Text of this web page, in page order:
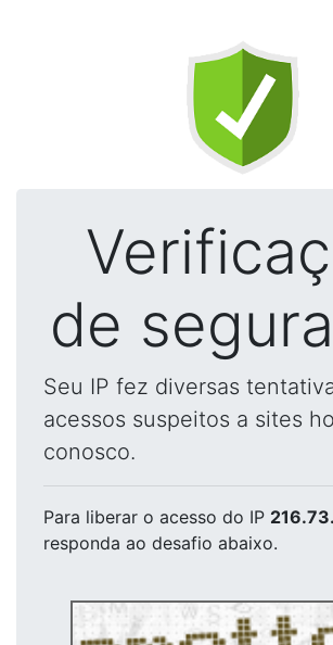
de
Seu IP fez diversas
acessos suspeitos a sites
conosco.
Para liberar o acesso do IP
responda ao desafio abaixo.